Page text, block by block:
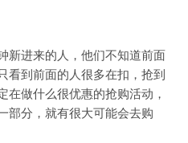
进来的人，他们不知道前面
看到前面的人很多在扣，抢到
在做什么很优惠的抢购活动，
部分，就有很大可能会去购